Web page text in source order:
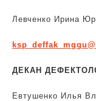
Левченко Ирина
ДЕКАН
Евтушенко Илья